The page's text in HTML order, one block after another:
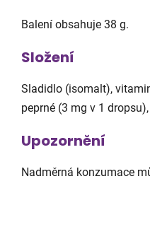
Balení obsahuje 38 g.
Složení
Sladidlo (isomalt),
peprné (3 mg v 1
Upozornění
Nadměrná konzumace